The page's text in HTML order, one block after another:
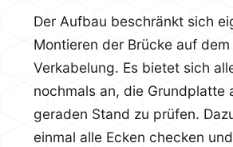
Der Aufbau beschränkt sich
Montieren der Brücke auf
Verkabelung. Es bietet sich
nochmals an, die Grundplatte
geraden Stand zu prüfen.
einmal alle Ecken checken